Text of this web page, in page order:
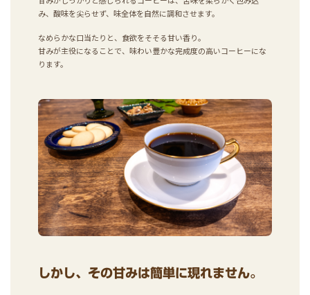
み、酸味を尖らせず、味全体を自然に調和させます。
なめらかな口当たりと、食欲をそそる甘い香り。
甘みが主役になることで、味わい豊かな完成度の高いコーヒーにな
ります。
しかし、その甘みは簡単に現れません。